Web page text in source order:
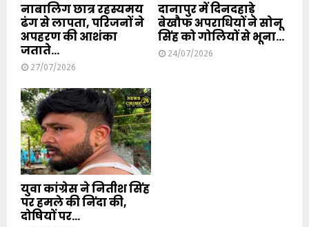
नाबालिग छात्र रहस्यमय
ढंग से लापता, परिजनों ने
अपहरण की आशंका
जताते...
27/07/2026
दानापुर में दिनदहाड़े
बेखौफ अपराधियों ने सोनू
सिंह को गोलियों से भूना...
24/07/2026
युवा कांग्रेस ने नितीश सिंह
पर हमले की निंदा की,
दोषियों पर...